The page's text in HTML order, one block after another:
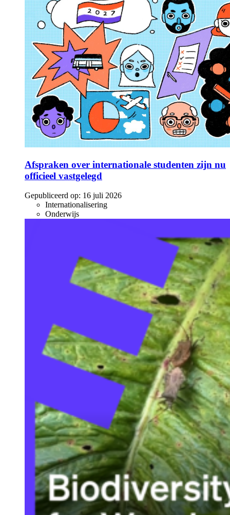
Afspraken over internationale studenten zijn nu
officieel vastgelegd
Gepubliceerd op: 16 juli 2026
Internationalisering
Onderwijs